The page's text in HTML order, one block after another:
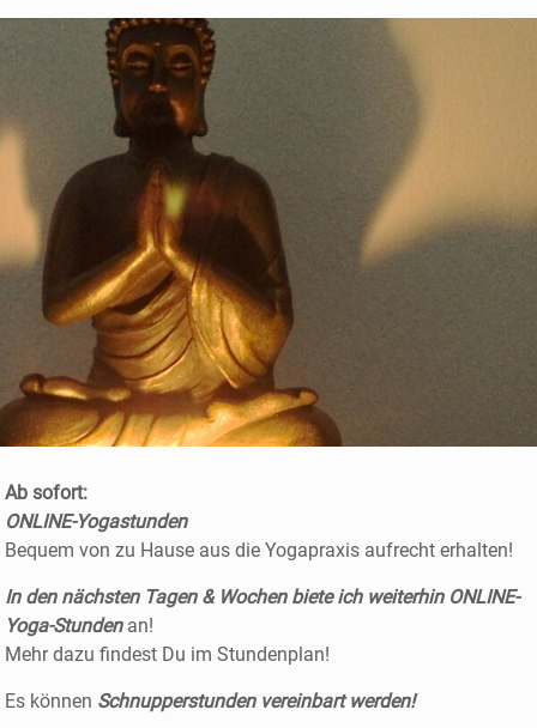
Ab sofort:
ONLINE-Yogastunden
Bequem von zu Hause aus die Yogapraxis aufrecht erhalten!
In den nächsten Tagen & Wochen biete ich weiterhin ONLINE-
Yoga-Stunden an!
Mehr dazu findest Du im Stundenplan!
Es können Schnupperstunden vereinbart werden!